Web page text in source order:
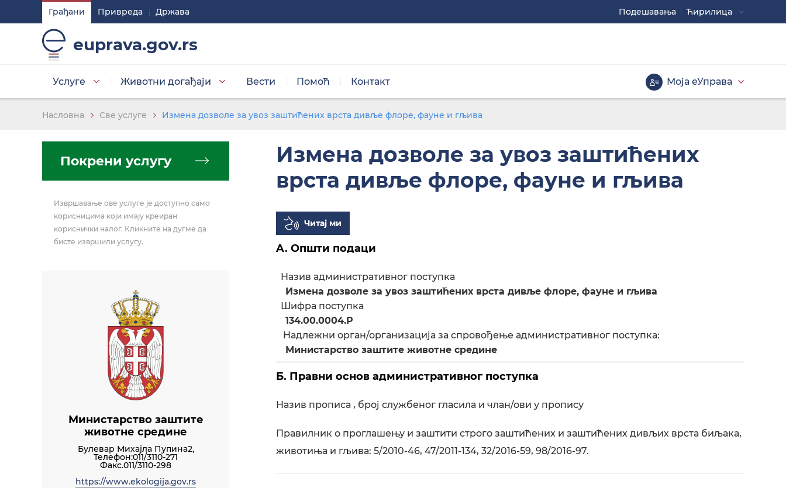
Грађани Привреда Држава
euprava.gov.rs
Моја еУправа
Услуге Животни догађаји Вести Помоћ Контакт
Ћирилица
Подешавaња
Подешавaња
Изаберите стил приказа слова
Нормална величина
Изаберите тему
Основна тема Црно/бела тема
Насловна Све услуге Измена дозволе за увоз заштићених врста дивље флоре, фауне и гљива
Г. ПОТРЕБНА ДОКУМЕНТАЦИЈА
Покрени услугу
Извршавање ове услуге је доступно само
корисницима који имају креиран
кориснички налог. Кликните на дугме да
бисте извршили услугу.
Министарство заштите
животне средине
Булевар Михајла Пупина2,
Телефон:011/3110-271
Факс.011/3110-298
https://www.ekologija.gov.rs
Измена дозволе за увоз заштићених
врста дивље флоре, фауне и гљива
Читај ми
A. Општи подаци
Назив административног поступка
Измена дозволе за увоз заштићених врста дивље флоре, фауне и гљива
Шифра поступка
134.00.0004.P
Надлежни орган/организација за спровођење административног поступка:
Министарство заштите животне средине
Б. Правни основ административног поступка
Назив прописа , број службеног гласила и члан/ови у пропису
Правилник о проглашењу и заштити строго заштићених и заштићених дивљих врста биљака,
животиња и гљива: 5/2010-46, 47/2011-134, 32/2016-59, 98/2016-97.